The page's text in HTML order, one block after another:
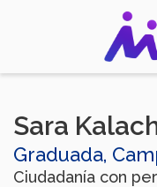
Sara
Graduada,
Ciudadanía con